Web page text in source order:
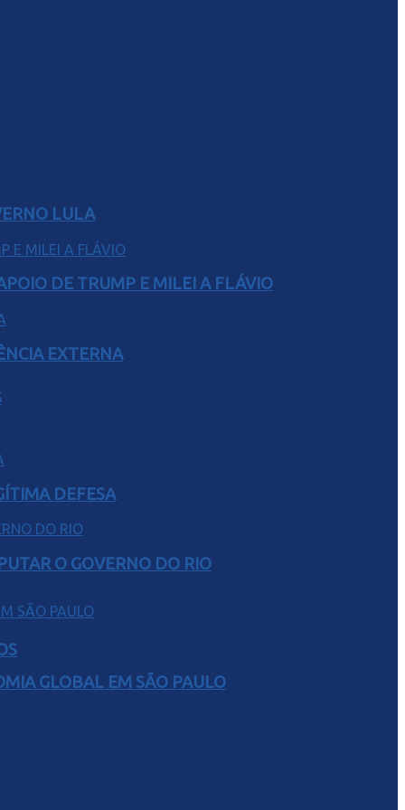
GLOBAL EM SÃO PAULO
LULA
DE TRUMP E MILEI A FLÁVIO
EXTERNA
DEFESA
O GOVERNO DO RIO